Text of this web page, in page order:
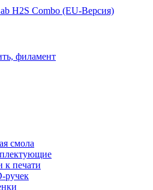
H2S Combo (EU-Версия)
филамент
смола
к печати
ручек